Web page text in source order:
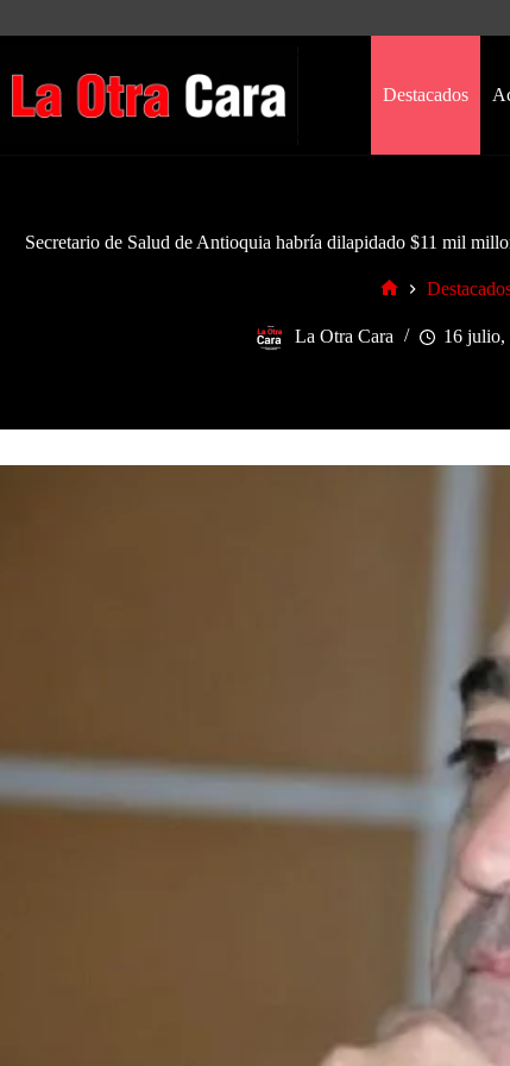
Destacados
Secretario de Salud de Antioquia habría dilapidado $11 mil
La Otra Cara 16 julio,